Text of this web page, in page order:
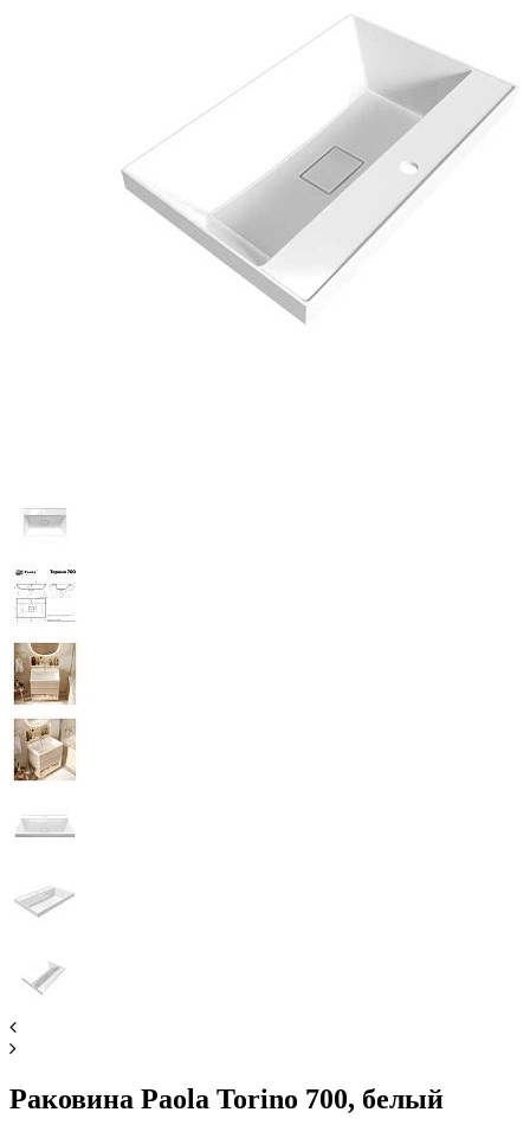
Раковина Paola Torino 700, белый